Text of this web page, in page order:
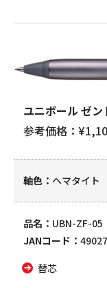
ユニボール ゼ
参考価格：
軸色 ヘマタイト
品名 UBN-ZF-05
JANコード
替芯